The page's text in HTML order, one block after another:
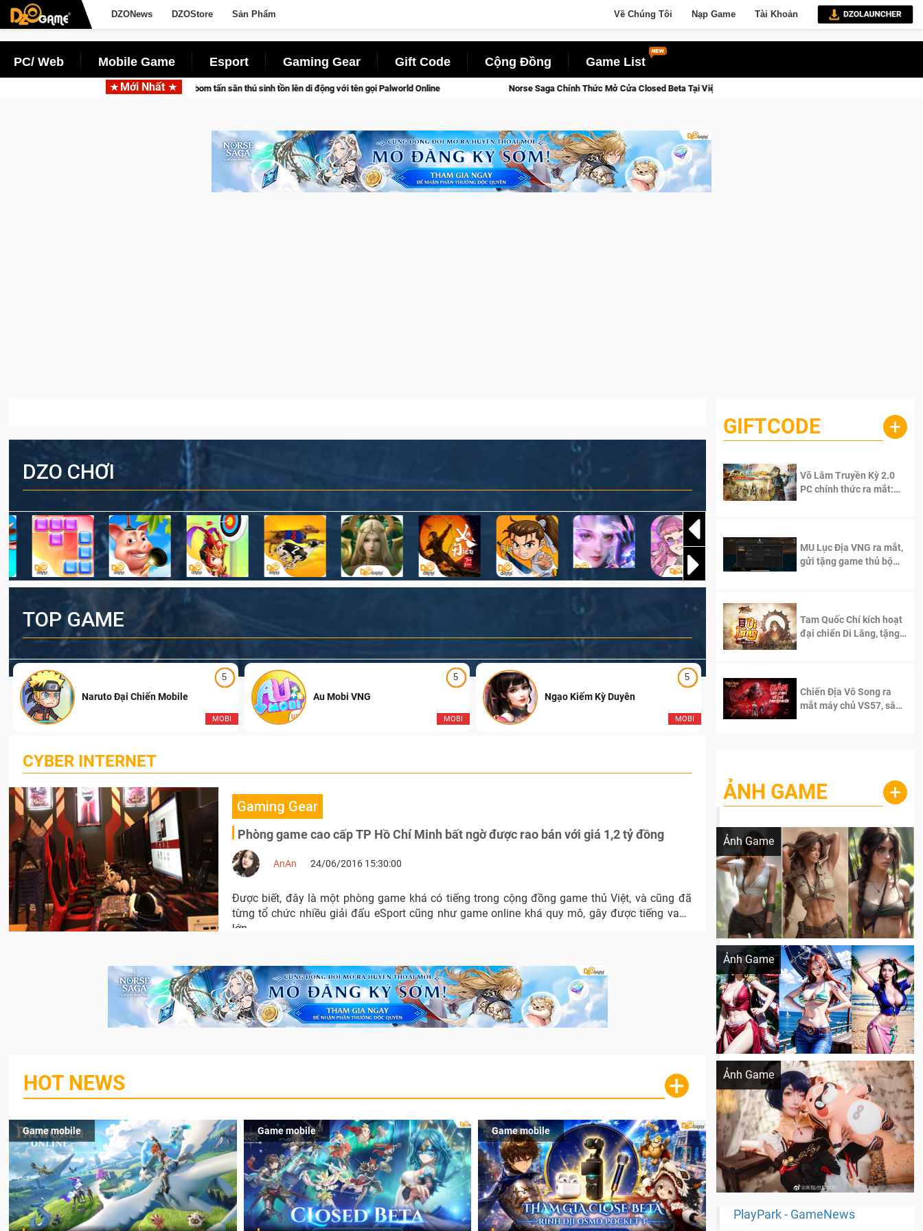
DZONews DZOStore Sản Phẩm Về Chúng Tôi Nạp Game Tài Khoản
PC/ Web Mobile Game Esport Gaming Gear Gift Code Cộng Đồng Game List
Mới Nhất
cùng Pocketpair đưa bom tấn săn thú sinh tồn lên di động với tên gọi Palworld Online Norse Saga Chính Thức Mở Cửa Closed Beta Tại Việt Nam Từ 04 – 11/08/2026
DZO CHƠI
TOP GAME
5
MOBI
Naruto Đại Chiến Mobile
5
MOBI
Au Mobi VNG
5
MOBI
Ngạo Kiếm Kỳ Duyên Ngạo Thiên Mobile
CYBER INTERNET
Gaming Gear
Phòng game cao cấp TP Hồ Chí Minh bất ngờ được rao bán với giá 1,2 tỷ đồng
AnAn 24/06/2016 15:30:00
Được biết, đây là một phòng game khá có tiếng trong cộng đồng game thủ Việt, và cũng đã
từng tổ chức nhiều giải đấu eSport cũng như game online khá quy mô, gây được tiếng vang
lớn.
HOT NEWS +
Game mobile Game mobile Game mobile
GIFTCODE +
Võ Lâm Truyền Kỳ 2.0
PC chính thức ra mắt:
MU Lục Địa VNG ra mắt,
gửi tặng game thủ bộ
Tam Quốc Chí kích hoạt
đại chiến Di Lăng, tặng
Chiến Địa Vô Song ra
mắt máy chủ VS57, sân
ẢNH GAME +
Ảnh Game
Lala Croft vừa nóng vừa xinh dưới nét vẽ
Ảnh Game
Khi AI Cosplay gái đẹp One Piece
Ảnh Game
Cosplay Xiangling siêu cute
PlayPark - GameNews